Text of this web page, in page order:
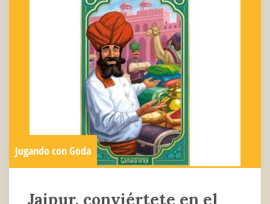
Jugando con Goda
Jaipur, conviértete en el